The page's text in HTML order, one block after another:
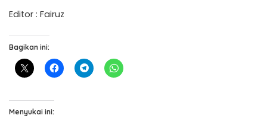
Editor : Fairuz
Bagikan ini:
Menyukai ini: